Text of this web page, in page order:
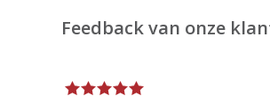
Feedback van onze